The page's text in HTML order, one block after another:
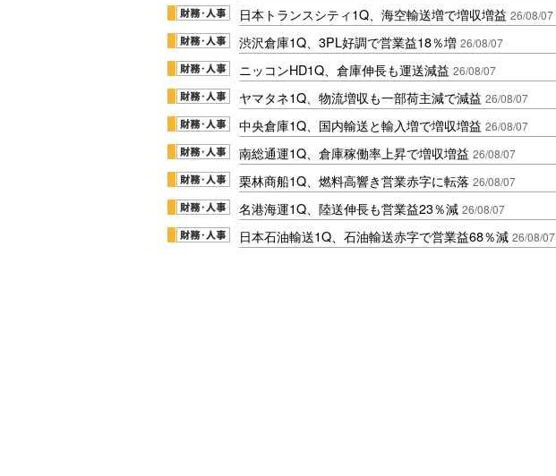
日本トランスシティ1Q、海空輸送増で増収増益 26/08/07
渋沢倉庫1Q、3PL好調で営業益18％増 26/08/07
ニッコンHD1Q、倉庫伸長も運送減益 26/08/07
ヤマタネ1Q、物流増収も一部荷主減で減益 26/08/07
中央倉庫1Q、国内輸送と輸入増で増収増益 26/08/07
南総通運1Q、倉庫稼働率上昇で増収増益 26/08/07
栗林商船1Q、燃料高響き営業赤字に転落 26/08/07
名港海運1Q、陸送伸長も営業益23％減 26/08/07
日本石油輸送1Q、石油輸送赤字で営業益68％減 26/08/07